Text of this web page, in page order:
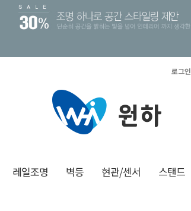
로그인
레일조명 벽등 현관/센서 스탠드